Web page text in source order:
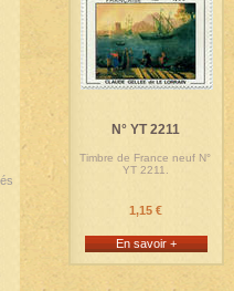
N° YT 2211
Timbre de France neuf N°
YT 2211.
1,15 €
En savoir +